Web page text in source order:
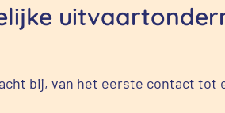
bij, van het eerste contact tot